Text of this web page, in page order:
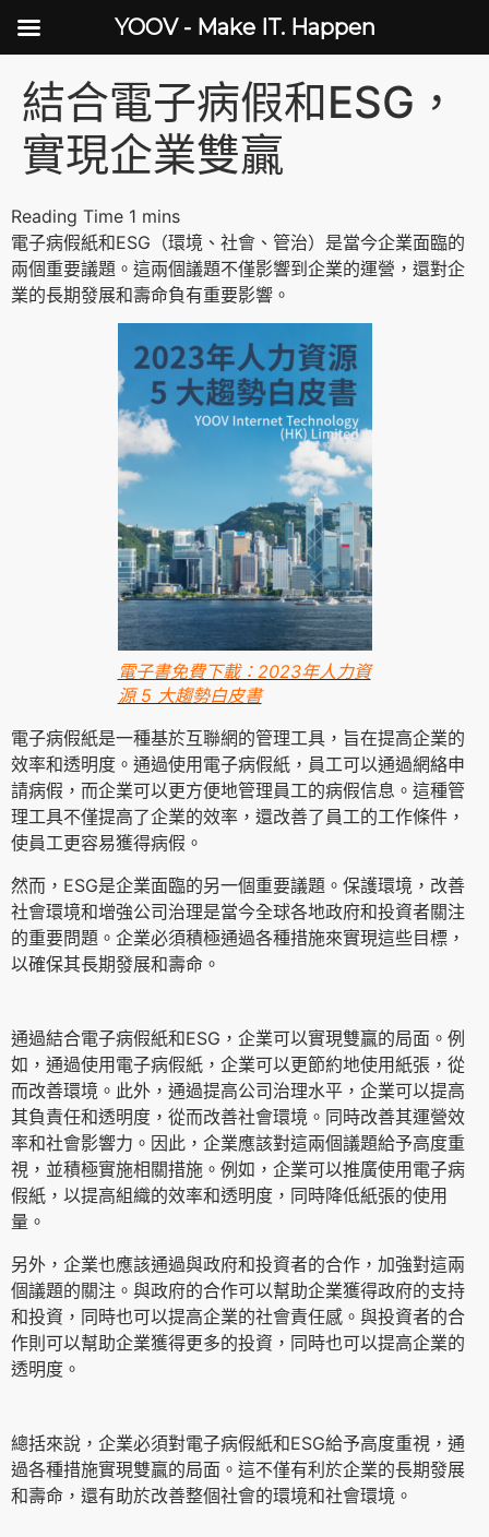
結合電子病假和ESG，
實現企業雙贏
電子病假紙和ESG（環境、社會、管治）是當今企業面臨的
兩個重要議題。這兩個議題不僅影響到企業的運營，還對企
業的長期發展和壽命負有重要影響。
電子書免費下載：2023年人力資
源 5 大趨勢白皮書
電子病假紙是一種基於互聯網的管理工具，旨在提高企業的
效率和透明度。通過使用電子病假紙，員工可以通過網絡申
請病假，而企業可以更方便地管理員工的病假信息。這種管
理工具不僅提高了企業的效率，還改善了員工的工作條件，
使員工更容易獲得病假。
然而，ESG是企業面臨的另一個重要議題。保護環境，改善
社會環境和增強公司治理是當今全球各地政府和投資者關注
的重要問題。企業必須積極通過各種措施來實現這些目標，
以確保其長期發展和壽命。
通過結合電子病假紙和ESG，企業可以實現雙贏的局面。例
如，通過使用電子病假紙，企業可以更節約地使用紙張，從
而改善環境。此外，通過提高公司治理水平，企業可以提高
其負責任和透明度，從而改善社會環境。同時改善其運營效
率和社會影響力。因此，企業應該對這兩個議題給予高度重
視，並積極實施相關措施。例如，企業可以推廣使用電子病
假紙，以提高組織的效率和透明度，同時降低紙張的使用
量。
另外，企業也應該通過與政府和投資者的合作，加強對這兩
個議題的關注。與政府的合作可以幫助企業獲得政府的支持
和投資，同時也可以提高企業的社會責任感。與投資者的合
作則可以幫助企業獲得更多的投資，同時也可以提高企業的
透明度。
總括來說，企業必須對電子病假紙和ESG給予高度重視，通
過各種措施實現雙贏的局面。這不僅有利於企業的長期發展
和壽命，還有助於改善整個社會的環境和社會環境。
YOOV - Make IT. Happen